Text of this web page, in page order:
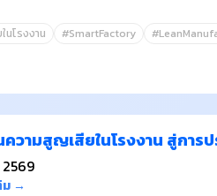
โรงงาน #SmartFactory
ความสูญเสียในโรงงาน สู่กา
ม →